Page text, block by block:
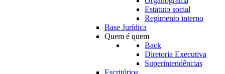
Estatuto social
Regimento interno
Base Jurídica
Quem é quem
Back
Diretoria Executiva
Superintendências
Escritórios